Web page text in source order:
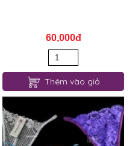
60,000đ
Thêm vào giỏ